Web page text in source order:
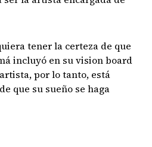
tener la certeza de que
incluyó en su vision board
por lo tanto, está
que su sueño se haga